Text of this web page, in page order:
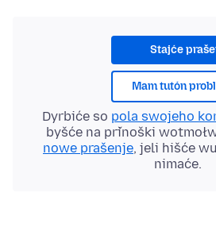
Stajće
Mam tutón
Dyrbiće so pola swojeho
byšće na přinoški
nowe prašenje, jeli hišće
nimaće.